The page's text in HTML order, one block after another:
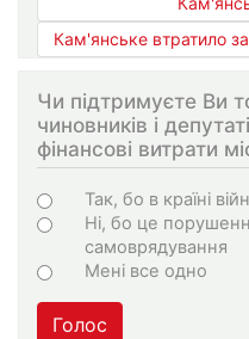
Кам'янське втратило
Чи підтримуєте Ви
чиновників і
фінансові витрати
Варіанти
Так, бо в країні
Ні, бо це
самоврядування
Мені все одно
Голос